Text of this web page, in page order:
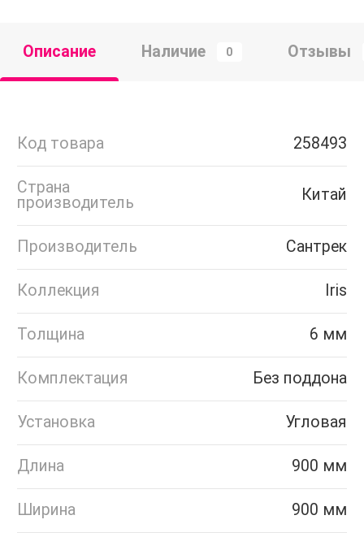
Описание Наличие 0 Отзывы
Код товара 258493
Страна
производитель
Китай
Производитель Сантрек
Коллекция Iris
Толщина 6 мм
Комплектация Без поддона
Установка Угловая
Длина 900 мм
Ширина 900 мм